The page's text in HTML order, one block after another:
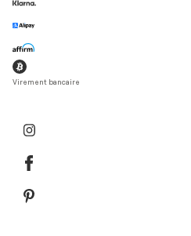
Virement bancaire